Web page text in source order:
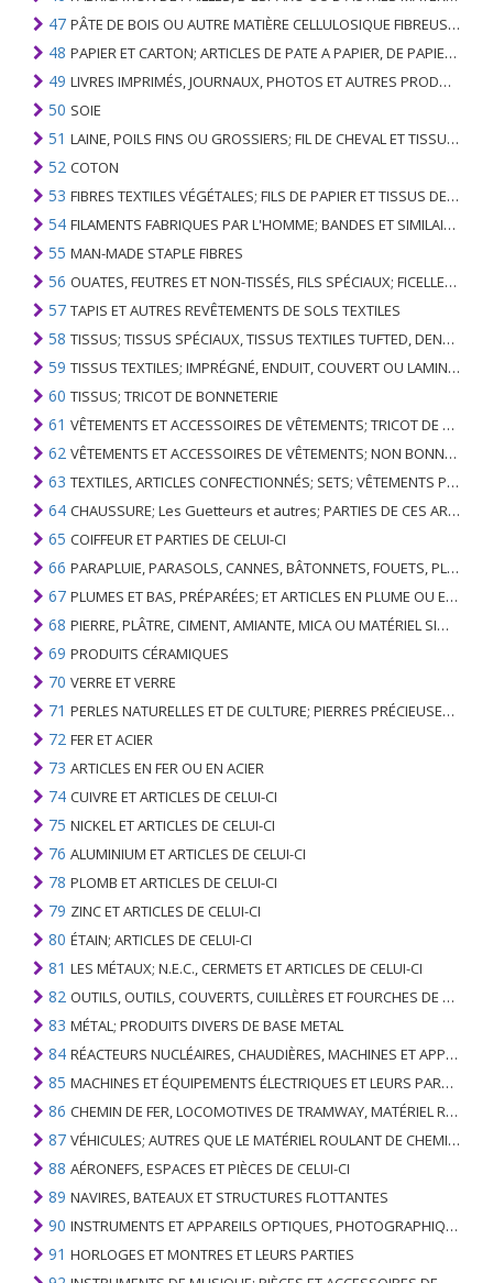
47 PÂTE DE BOIS OU AUTRE MATIÈRE CELLULOSIQUE FIBREUSE; PAPIER OU CARTON RÉCUPÉRÉ (DÉCHETS ET DÉCHETS)
48 PAPIER ET CARTON; ARTICLES DE PATE A PAPIER, DE PAPIER OU DE CARTON
49 LIVRES IMPRIMÉS, JOURNAUX, PHOTOS ET AUTRES PRODUITS DE L'INDUSTRIE DE L'IMPRIMERIE; MANUSCRITS, TYPESCRIPTS ET PLANS
50 SOIE
51 LAINE, POILS FINS OU GROSSIERS; FIL DE CHEVAL ET TISSU TISSÉ
52 COTON
53 FIBRES TEXTILES VÉGÉTALES; FILS DE PAPIER ET TISSUS DE FILS DE PAPIER
54 FILAMENTS FABRIQUES PAR L'HOMME; BANDES ET SIMILAIRES DE MATIERES TEXTILES SYNTHETIQUES
55 MAN-MADE STAPLE FIBRES
56 OUATES, FEUTRES ET NON-TISSÉS, FILS SPÉCIAUX; FICELLES, CORDES, CORDES, CÂBLES ET ARTICLES ASSOCIÉS
57 TAPIS ET AUTRES REVÊTEMENTS DE SOLS TEXTILES
58 TISSUS; TISSUS SPÉCIAUX, TISSUS TEXTILES TUFTED, DENTELLE, TAPISSERIES, GARNITURES, BRODERIES
59 TISSUS TEXTILES; IMPRÉGNÉ, ENDUIT, COUVERT OU LAMINÉ; ARTICLES TEXTILES D'UN TYPE ADAPTÉ À L'USAGE INDUSTRIEL
60 TISSUS; TRICOT DE BONNETERIE
61 VÊTEMENTS ET ACCESSOIRES DE VÊTEMENTS; TRICOT DE BONNETERIE
62 VÊTEMENTS ET ACCESSOIRES DE VÊTEMENTS; NON BONNETERIE
63 TEXTILES, ARTICLES CONFECTIONNÉS; SETS; VÊTEMENTS PORTÉS ET ARTICLES TEXTILES USÉS; RAGS
64 CHAUSSURE; Les Guetteurs et autres; PARTIES DE CES ARTICLES
65 COIFFEUR ET PARTIES DE CELUI-CI
66 PARAPLUIE, PARASOLS, CANNES, BÂTONNETS, FOUETS, PLANTES DE CONDUITE; ET LEURS PARTIES
67 PLUMES ET BAS, PRÉPARÉES; ET ARTICLES EN PLUME OU EN BAS; FLEURS ARTIFICIELLES; ARTICLES DE CHEVEUX HUMAINS
68 PIERRE, PLÂTRE, CIMENT, AMIANTE, MICA OU MATÉRIEL SIMILAIRE; ARTICLES DE CELUI-CI
69 PRODUITS CÉRAMIQUES
70 VERRE ET VERRE
71 PERLES NATURELLES ET DE CULTURE; PIERRES PRÉCIEUSES, SEMI-PRÉCIEUSES; MÉTAUX PRÉCIEUX, PLAQUÉS OU DOUBLÉS DE MÉTAUX PRÉCIEUX ET OUVRAGES EN CES MATIÈRES; IMITATION BIJOUTERIE; PIÈCE DE MONNAIE
72 FER ET ACIER
73 ARTICLES EN FER OU EN ACIER
74 CUIVRE ET ARTICLES DE CELUI-CI
75 NICKEL ET ARTICLES DE CELUI-CI
76 ALUMINIUM ET ARTICLES DE CELUI-CI
78 PLOMB ET ARTICLES DE CELUI-CI
79 ZINC ET ARTICLES DE CELUI-CI
80 ÉTAIN; ARTICLES DE CELUI-CI
81 LES MÉTAUX; N.E.C., CERMETS ET ARTICLES DE CELUI-CI
82 OUTILS, OUTILS, COUVERTS, CUILLÈRES ET FOURCHES DE MÉTAUX DE BASE; PARTIES DE CELLES-CI, EN METAL DE BASE
83 MÉTAL; PRODUITS DIVERS DE BASE METAL
84 RÉACTEURS NUCLÉAIRES, CHAUDIÈRES, MACHINES ET APPAREILS MÉCANIQUES; PARTIES DE CELLES-CI
85 MACHINES ET ÉQUIPEMENTS ÉLECTRIQUES ET LEURS PARTIES; ENREGISTREURS ET REPRODUCTEURS SONORES; APPAREILS D'ENREGISTREMENT OU DE REPRODUCTION DES IMAGES ET DU SON EN TÉLÉVISION, PIÈCES ET ACCESSOIRES DE TELS ARTICLES
86 CHEMIN DE FER, LOCOMOTIVES DE TRAMWAY, MATÉRIEL ROULANT ET LEURS PARTIES; RACCORDS DE CHEMIN DE FER OU DE TRAMWAY ET RACCORDS ET PIÈCES DE CELLES-CI; ÉQUIPEMENT DE SIGNALISATION DE TRAFIC MÉCANIQUE (Y COMPRIS ÉLECTRO-MÉCANIQUE) DE TOUS TYPES
87 VÉHICULES; AUTRES QUE LE MATÉRIEL ROULANT DE CHEMIN DE FER OU DE TRAMWAY, ET LEURS PIÈCES ET ACCESSOIRES
88 AÉRONEFS, ESPACES ET PIÈCES DE CELUI-CI
89 NAVIRES, BATEAUX ET STRUCTURES FLOTTANTES
90 INSTRUMENTS ET APPAREILS OPTIQUES, PHOTOGRAPHIQUES, CINÉMATOGRAPHIQUES, DE MESURE, DE CONTRÔLE, DE MÉDECINE OU DE CHIRURGIE; PIÈCES ET ACCESSOIRES
91 HORLOGES ET MONTRES ET LEURS PARTIES